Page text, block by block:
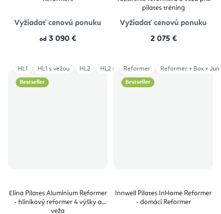
Vyžiadať cenovú ponuku
od 3 090 €
pilates tréning
Vyžiadať cenovú ponuku
2 075 €
Bestseller
Elina Pilates Aluminium Reformer
- hliníkový reformer 4 výšky a
veža
HL1 HL1 s vežou HL2 HL2 s vežou HL3 HL3 s vežou HL4
Bestseller
Innwell Pilates InHome Reformer
- domáci Reformer
Reformer Reformer + Box +